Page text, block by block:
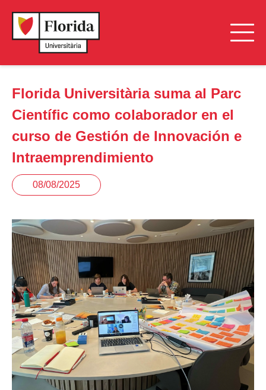
Florida Universitària suma al Parc
Científic como colaborador en el
curso de Gestión de Innovación e
Intraemprendimiento
08/08/2025